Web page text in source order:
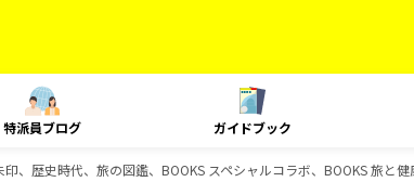
特派員ブログ ガイドブック
、歴史時代、旅の図鑑、BOOKS スペシャルコラボ、BOOKS 旅と